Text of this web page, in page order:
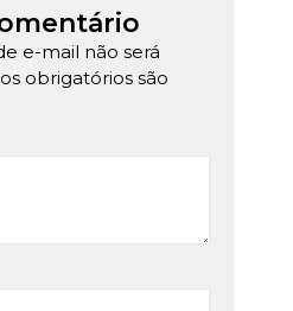
e-mail não será
obrigatórios são